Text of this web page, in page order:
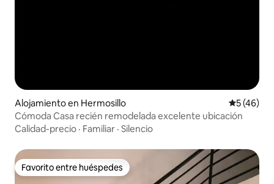
Alojamiento en Hermosillo
5 (46)
Cómoda Casa recién remodelada excelente ubicación
Calidad-precio · Familiar · Silencio
Favorito entre huéspedes
Favorito entre huéspedes